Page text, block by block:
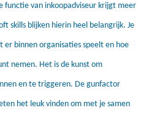
functie van inkoopadviseur krijgt meer
skills blijken hierin heel belangrijk. Je
binnen organisaties speelt en hoe
nemen. Het is de kunst om
en te triggeren. De gunfactor
het leuk vinden om met je samen